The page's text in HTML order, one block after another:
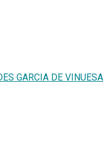
GARCIA DE VINUESA